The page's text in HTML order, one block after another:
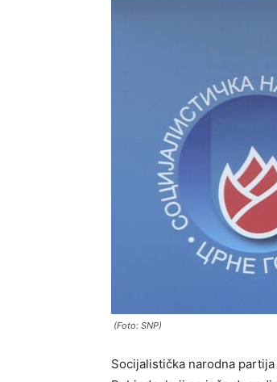
(Foto: SNP)
Socijalistička narodna